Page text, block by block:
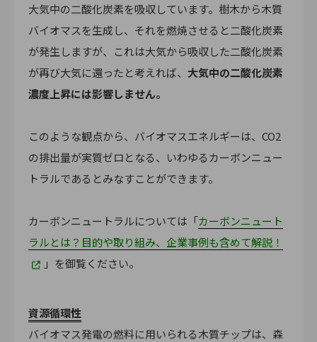
大気中の二酸化炭素を吸収しています。樹木から木質
バイオマスを生成し、それを燃焼させると二酸化炭素
が発生しますが、これは大気から吸収した二酸化炭素
が再び大気に還ったと考えれば、 大気中の二酸化炭素
濃度上昇には影響しません。
このような観点から、バイオマスエネルギーは、CO2
の排出量が実質ゼロとなる、いわゆるカーボンニュー
トラルであるとみなすことができます。
カーボンニュートラルについては「カーボンニュート
ラルとは？目的や取り組み、企業事例も含めて解説！
」を御覧ください。
資源循環性
バイオマス発電の燃料に用いられる木質チップは、森